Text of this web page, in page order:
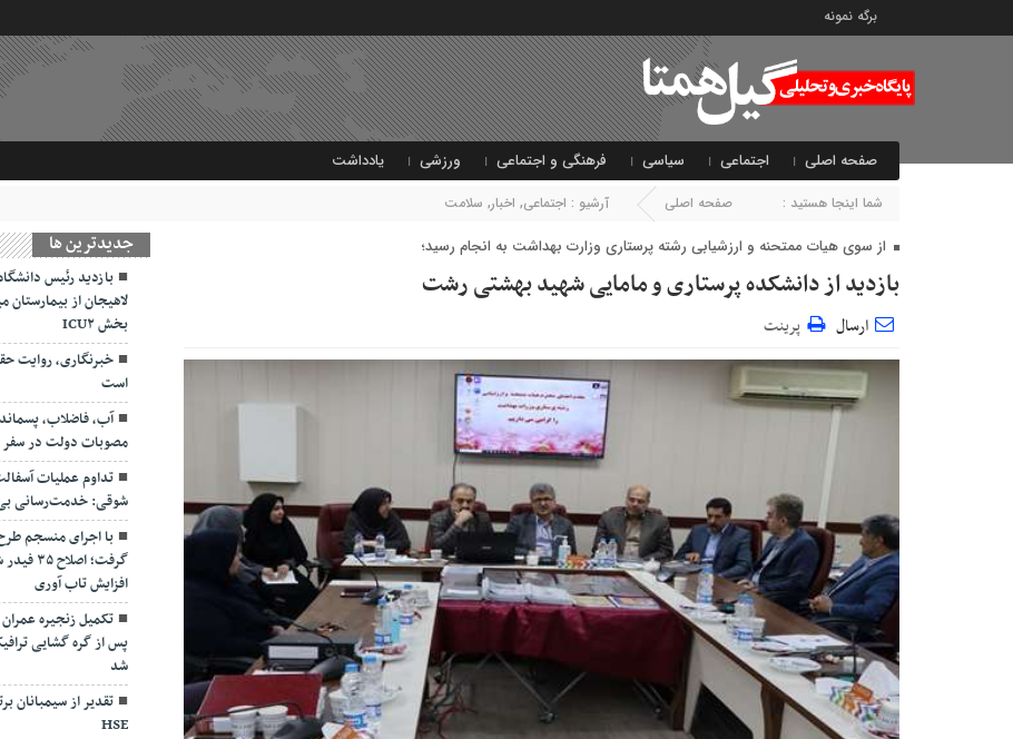
برگه نمونه
صفحه اصلی اجتماعی سیاسی فرهنگی و اجتماعی ورزشی یادداشت
شما اینجا هستید : صفحه اصلی آرشیو : اجتماعی, اخبار, سلامت
از سوی هیات ممتحنه و ارزشیابی رشته پرستاری وزارت بهداشت به انجام رسید؛
بازدید از دانشکده پرستاری و مامایی شهید بهشتی رشت
ارسال پرینت
جديدترين ها
بازدید رئیس
لاهیجان از بیمارستان
بخش ICU۲
خبرنگاری، روایت
است
آب، فاضلاب،
مصوبات دولت در سفر
تداوم عملیات
شوقی: خدمت‌رسانی
با اجرای منسجم
گرفت؛
افزایش تاب آوری
تکمیل زنجیره
پس از گره گشایی
شد
تقدیر از سیمبانان
HSE